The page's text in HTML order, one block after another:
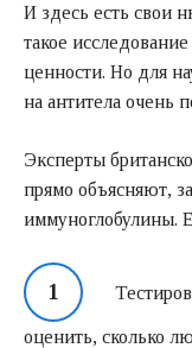
И здесь есть свои
такое
ценности. Но для
на антитела очень
Эксперты
прямо объясняют,
иммуноглобулины.
оценить, сколько